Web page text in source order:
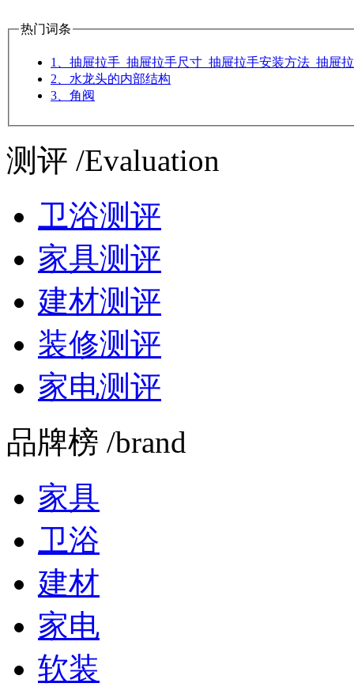
热门词条
1、抽屉拉手_抽屉拉手尺寸_抽屉拉手安装方法_抽屉
2、水龙头的内部结构
3、角阀
测评 /Evaluation
卫浴测评
家具测评
建材测评
装修测评
家电测评
品牌榜 /brand
家具
卫浴
建材
家电
软装